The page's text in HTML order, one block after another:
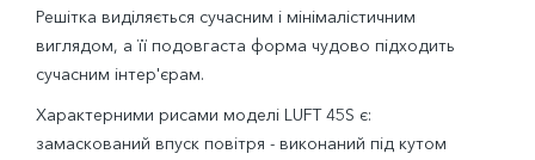
Решітка виділяється сучасним і мінімалістичним
виглядом, а її подовгаста форма чудово підходить
сучасним інтер'єрам.
Характерними рисами моделі LUFT 45S є:
замаскований впуск повітря - виконаний під кутом